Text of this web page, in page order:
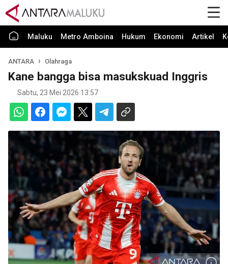
Maluku Metro Amboina Hukum Ekonomi Artikel
ANTARA Olahraga
Kane bangga bisa masukskuad Inggris
Sabtu, 23 Mei 2026 13:57